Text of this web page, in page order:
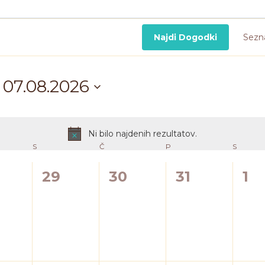
Notice
Ni bilo najdenih rezultatov.
Najdi Dogodki
07.08.2026
SSREDA Č P S
0
29
0
30
0
31
0
1